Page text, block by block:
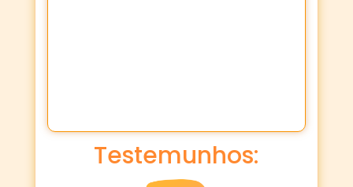
Testemunhos: